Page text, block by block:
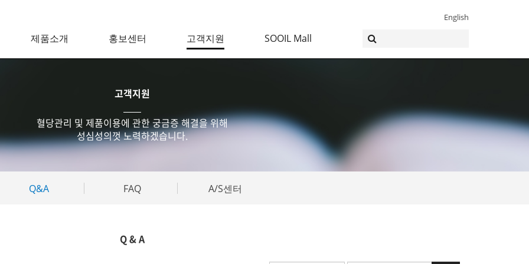
제품소개 홍보센터 고객지원 SOOIL Mall
English
고객지원
혈당관리 및 제품이용에 관한 궁금증 해결을 위해
성심성의껏 노력하겠습니다.
Q&A FAQ A/S센터
Q & A